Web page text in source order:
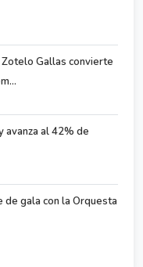
Gallas convierte
avanza al 42% de
de gala con la Orquesta